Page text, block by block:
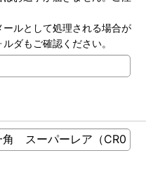
ルとして処理される場合が
ダもご確認ください。